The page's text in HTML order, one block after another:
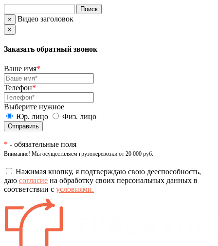
× Видео заголовок
×
Заказать обратный звонок
Ваше имя*
Телефон*
Выберите нужное
Юр. лицо
Физ. лицо
* - обязательные поля
Внимание! Мы осуществляем грузоперевозки от 20 000 руб.
Нажимая кнопку, я подтверждаю свою дееспособность,
даю согласие на обработку своих персональных данных в
соответствии с условиями.